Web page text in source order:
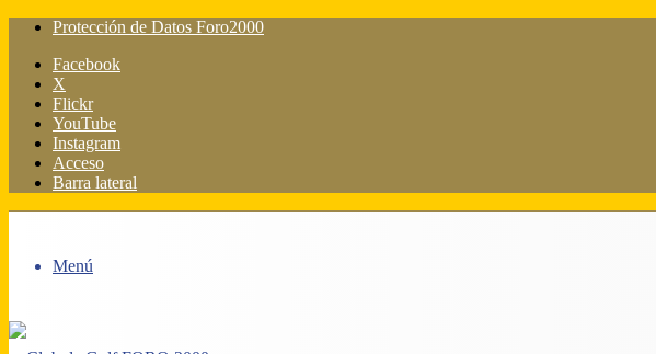
Protección de Datos Foro2000
Facebook
X
Flickr
YouTube
Instagram
Acceso
Barra lateral
Menú